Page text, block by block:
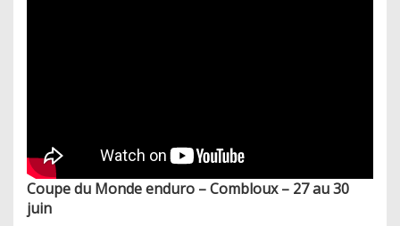
Coupe du Monde enduro – Combloux – 27 au 30
juin